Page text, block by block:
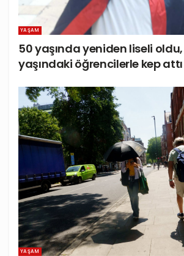
YAŞAM
50 yaşında yeniden liseli
yaşındaki öğrencilerle kep attı
YAŞAM